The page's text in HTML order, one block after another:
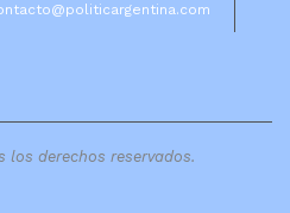
los derechos reservados.